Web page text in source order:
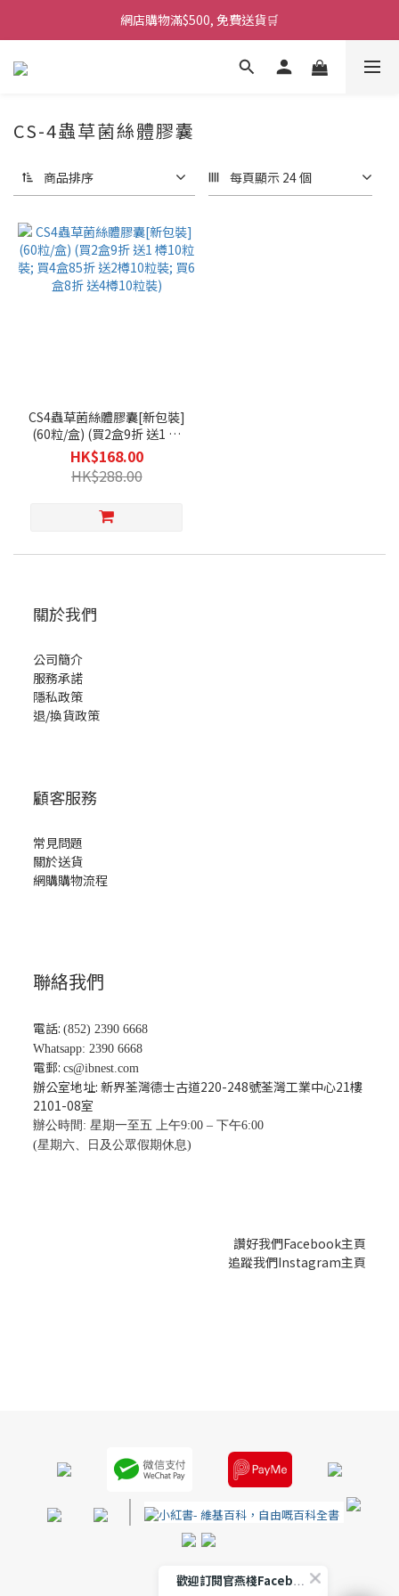
網店購物滿$500, 免費送貨🛒
CS-4蟲草菌絲體膠囊
商品排序 每頁顯示 24 個
CS4蟲草菌絲體膠囊[新包裝]
(60粒/盒) (買2盒9折 送1 樽
10粒裝; 買4盒85折 送2樽10
粒裝; 買6盒8折 送4樽10粒
裝)
HK$168.00
HK$288.00
關於我們
公司簡介
服務承諾
隱私政策
退/換貨政策
顧客服務
常見問題
關於送貨
網購購物流程
聯絡我們
電話: (852) 2390 6668
Whatsapp: 2390 6668
電郵: cs@ibnest.com
辦公室地址: 新界荃灣德士古道220-248號荃灣工業中心21樓
2101-08室
辦公時間: 星期一至五 上午9:00 – 下午6:00
(星期六、日及公眾假期休息)
讚好我們Facebook主頁
追蹤我們Instagram主頁
|
歡迎訂閱官燕棧Facebook 專頁